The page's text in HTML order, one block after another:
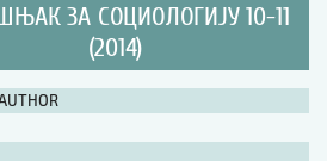
ЗА СОЦИОЛОГИЈУ 10-11
(2014)